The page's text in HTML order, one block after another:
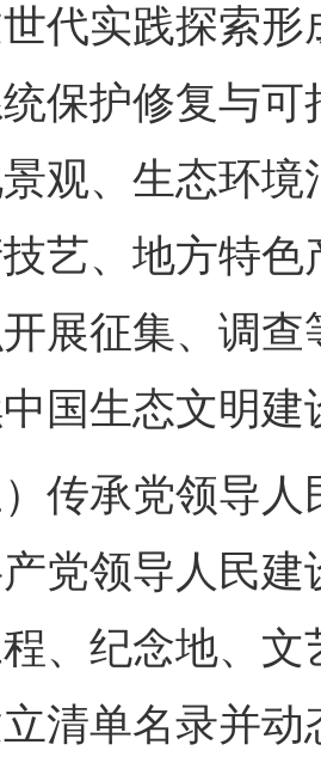
代实践探索
保护修复与
观、生态环
艺、地方特
展征集、调
国生态文明建
承党领导人
党领导人民
、纪念地、
清单名录并